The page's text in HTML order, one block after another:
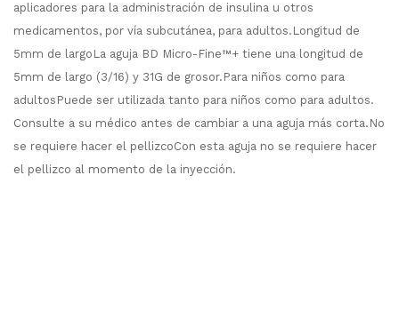
aplicadores para la administración de insulina u otros
medicamentos, por vía subcutánea, para adultos.Longitud de
5mm de largoLa aguja BD Micro-Fine™+ tiene una longitud de
5mm de largo (3/16) y 31G de grosor.Para niños como para
adultosPuede ser utilizada tanto para niños como para adultos.
Consulte a su médico antes de cambiar a una aguja más corta.No
se requiere hacer el pellizcoCon esta aguja no se requiere hacer
el pellizco al momento de la inyección.